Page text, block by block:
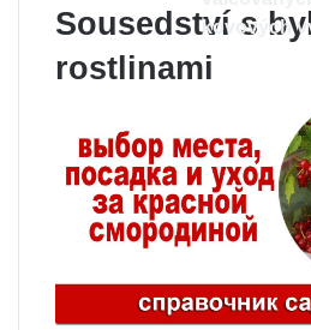
kovových
Sousedství s
rostlinami